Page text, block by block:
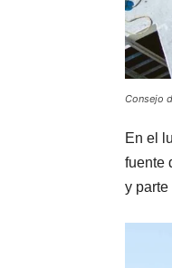
Consejo
En el
fuente
y